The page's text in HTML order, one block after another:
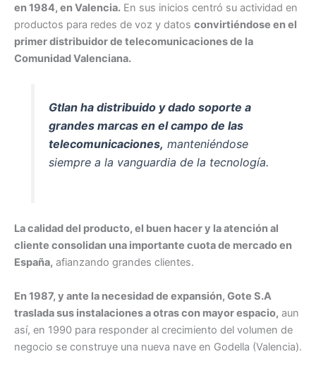
en 1984, en Valencia. En sus inicios centró su actividad en
productos para redes de voz y datos convirtiéndose en el
primer distribuidor de telecomunicaciones de la
Comunidad Valenciana.
Gtlan ha distribuido y dado soporte a
grandes marcas en el campo de las
telecomunicaciones, manteniéndose
siempre a la vanguardia de la tecnología.
La calidad del producto, el buen hacer y la atención al
cliente consolidan una importante cuota de mercado en
España, afianzando grandes clientes.
En 1987, y ante la necesidad de expansión, Gote S.A
traslada sus instalaciones a otras con mayor espacio, aun
así, en 1990 para responder al crecimiento del volumen de
negocio se construye una nueva nave en Godella (Valencia).